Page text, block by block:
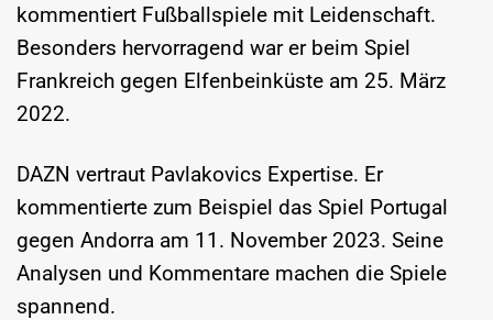
kommentiert Fußballspiele mit Leidenschaft.
Besonders hervorragend war er beim Spiel
Frankreich gegen Elfenbeinküste am 25. März
2022.
DAZN vertraut Pavlakovics Expertise. Er
kommentierte zum Beispiel das Spiel Portugal
gegen Andorra am 11. November 2023. Seine
Analysen und Kommentare machen die Spiele
spannend.